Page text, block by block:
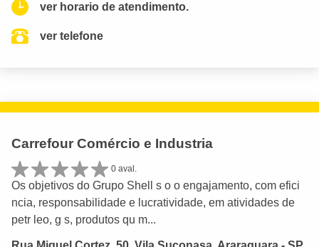
ver horario de atendimento.
ver telefone
Carrefour Comércio e Industria
0 aval.
Os objetivos do Grupo Shell s o o engajamento, com efici
ncia, responsabilidade e lucratividade, em atividades de
petr leo, g s, produtos qu m...